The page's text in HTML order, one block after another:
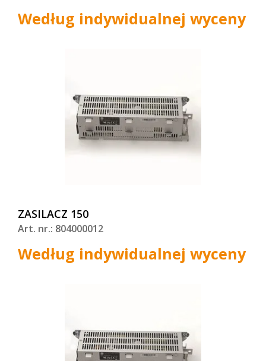
Według indywidualnej wyceny
ZASILACZ 150
Art. nr.: 804000012
Według indywidualnej wyceny